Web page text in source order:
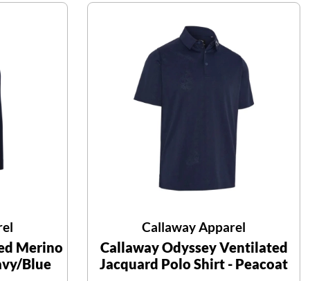
Merino
Blue
Callaway Apparel
Callaway Odyssey Ventilated
Jacquard Polo Shirt - Peacoat